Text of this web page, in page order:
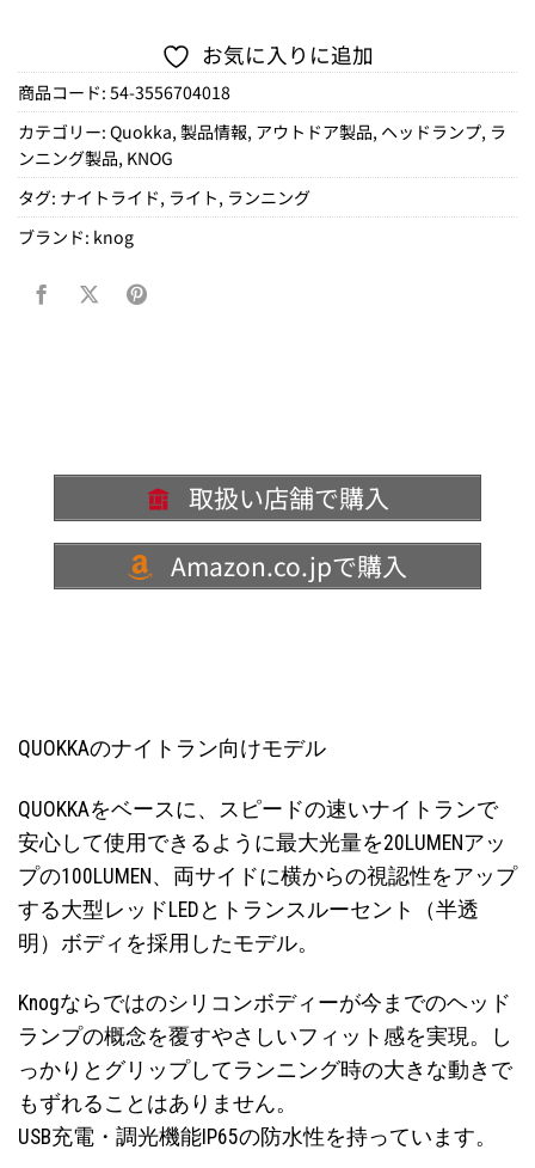
お気に入りに追加
商品コード: 54-3556704018
カテゴリー: Quokka, 製品情報, アウトドア製品, ヘッドランプ, ラ
ンニング製品, KNOG
タグ: ナイトライド, ライト, ランニング
ブランド: knog
取扱い店舗で購入
Amazon.co.jpで購入
QUOKKAのナイトラン向けモデル
QUOKKAをベースに、スピードの速いナイトランで
安心して使用できるように最大光量を20LUMENアッ
プの100LUMEN、両サイドに横からの視認性をアップ
する大型レッドLEDとトランスルーセント（半透
明）ボディを採用したモデル。
Knogならではのシリコンボディーが今までのヘッド
ランプの概念を覆すやさしいフィット感を実現。し
っかりとグリップしてランニング時の大きな動きで
もずれることはありません。
USB充電・調光機能IP65の防水性を持っています。